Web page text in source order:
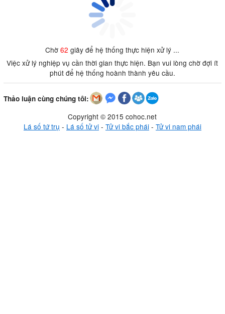
Chờ62 giây để hệ thống thực hiện xử lý ...
Việc xử lý nghiệp vụ cần thời gian thực hiện. Bạn vui lòng chờ đợi ít
phút để hệ thống hoành thành yêu cầu.
Thảo luận cùng chúng tôi:
Copyright © 2015 cohoc.net
Lá số tứ trụ - Lá số tử vi- Tử vi bắc phái- Tử vi nam phái